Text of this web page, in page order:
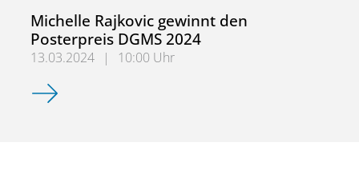
Michelle Rajkovic gewinnt den
Posterpreis DGMS 2024
13.03.2024 |
10:00 Uhr
Michelle Rajkovic gewinnt den Posterpreis DGMS 2024